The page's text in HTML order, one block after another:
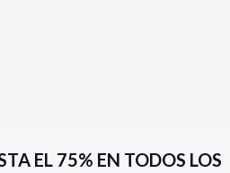
EL 75% EN TODOS LOS